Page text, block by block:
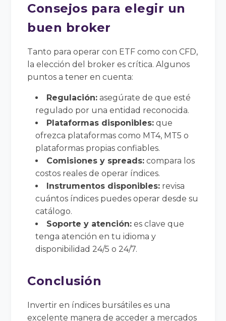
Consejos para elegir un
buen broker
Tanto para operar con ETF como con CFD,
la elección del broker es crítica. Algunos
puntos a tener en cuenta:
Regulación: asegúrate de que esté
regulado por una entidad reconocida.
Plataformas disponibles: que
ofrezca plataformas como MT4, MT5 o
plataformas propias confiables.
Comisiones y spreads: compara los
costos reales de operar índices.
Instrumentos disponibles: revisa
cuántos índices puedes operar desde su
catálogo.
Soporte y atención: es clave que
tenga atención en tu idioma y
disponibilidad 24/5 o 24/7.
Conclusión
Invertir en índices bursátiles es una
excelente manera de acceder a mercados